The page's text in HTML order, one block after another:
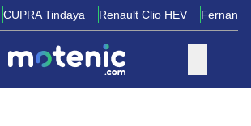
CUPRA Tindaya Renault Clio HEV